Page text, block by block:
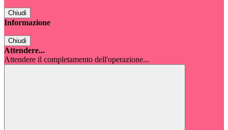
Chiudi
Informazione
Chiudi
Attendere...
Attendere il completamento dell'operazione...